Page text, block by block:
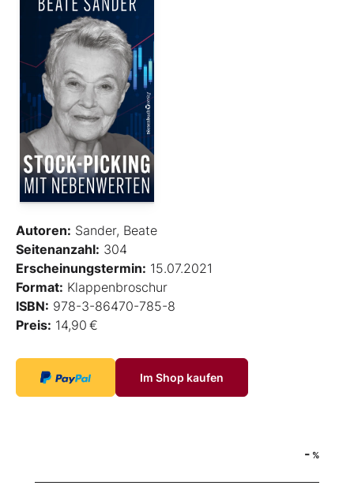
Autoren: Sander, Beate
Seitenanzahl: 304
Erscheinungstermin: 15.07.2021
Format: Klappenbroschur
ISBN: 978-3-86470-785-8
Preis: 14,90 €
Im Shop kaufen
- %